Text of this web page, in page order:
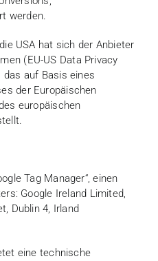
werden.
USA hat sich der Anbieter
(EU-US Data Privacy
das auf Basis eines
der Europäischen
europäischen
Tag Manager“, einen
Google Ireland Limited,
Dublin 4, Irland
eine technische